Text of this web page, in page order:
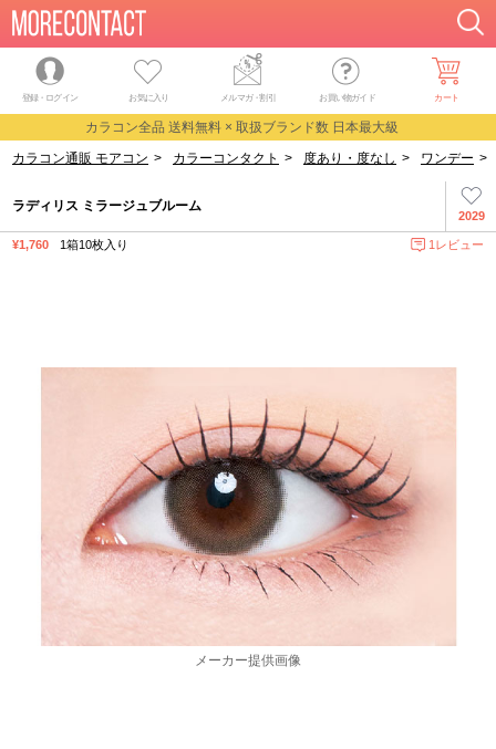
登録・ログイン お気に入り メルマガ・割引 お買い物ガイド カート
カラコン全品 送料無料 × 取扱ブランド数 日本最大級
カラコン通販 モアコン > カラーコンタクト > 度あり・度なし > ワンデー >
2029
ラディリス ミラージュブルーム
¥1,760 1箱10枚入り 1レビュー